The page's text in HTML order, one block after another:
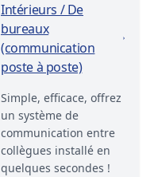
Intérieurs / De
bureaux
(communication
poste à poste)
Simple, efficace, offrez
un système de
communication entre
collègues installé en
quelques secondes !